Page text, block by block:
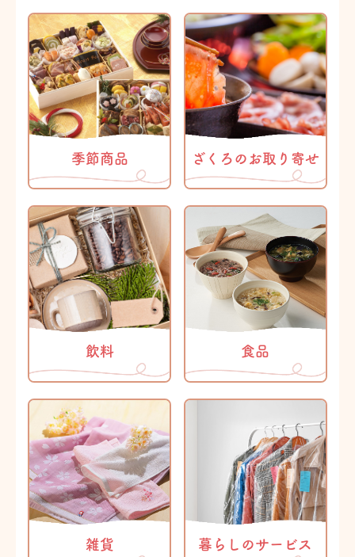
季節商品 ざくろのお取り寄せ
飲料 食品
雑貨 暮らしのサービス